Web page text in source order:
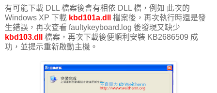
有可能下載 DLL 檔案後會有相依 DLL 檔，例如 此次的
Windows XP 下載 kbd101a.dll
檔案後，再次執行時還是發
生錯誤，再次查看 faultykeyboard.log 後發現又缺少
kbd103.dll
檔案，再次下載後便順利安裝 KB2686509 成
功，並提示重新啟動主機。